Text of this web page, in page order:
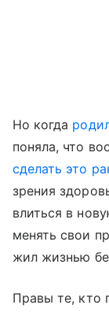
Но когда
поняла, что
сделать это
зрения
влиться в
менять свои
жил жизнью
Правы те, кто